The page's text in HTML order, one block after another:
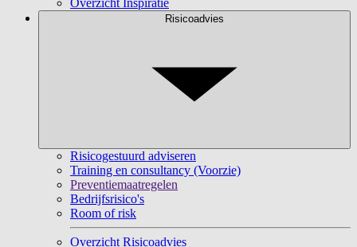
Risicoadvies
Risicogestuurd adviseren
Training en consultancy (Voorzie)
Preventiemaatregelen
Bedrijfsrisico's
Room of risk
Overzicht Risicoadvies